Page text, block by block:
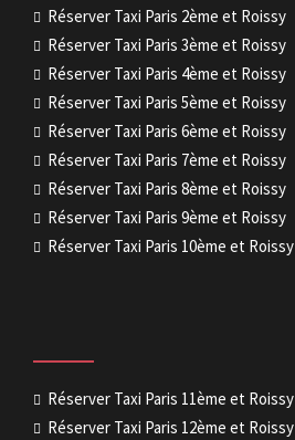
Réserver Taxi Paris 2ème et Roissy
Réserver Taxi Paris 3ème et Roissy
Réserver Taxi Paris 4ème et Roissy
Réserver Taxi Paris 5ème et Roissy
Réserver Taxi Paris 6ème et Roissy
Réserver Taxi Paris 7ème et Roissy
Réserver Taxi Paris 8ème et Roissy
Réserver Taxi Paris 9ème et Roissy
Réserver Taxi Paris 10ème et Roissy
Réserver Taxi Paris 11ème et Roissy
Réserver Taxi Paris 12ème et Roissy